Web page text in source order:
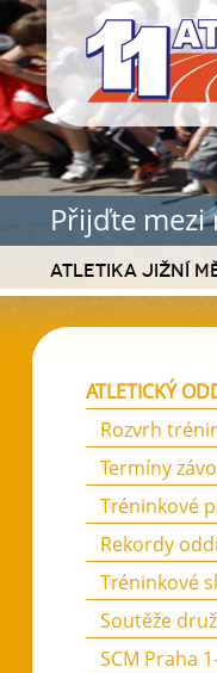
Přijďte mezi
Atletika Jižní
ATLETICKÝ
Rozvrh
Termíny
Tréninkové
Rekordy
Tréninkové
Soutěže
SCM Praha